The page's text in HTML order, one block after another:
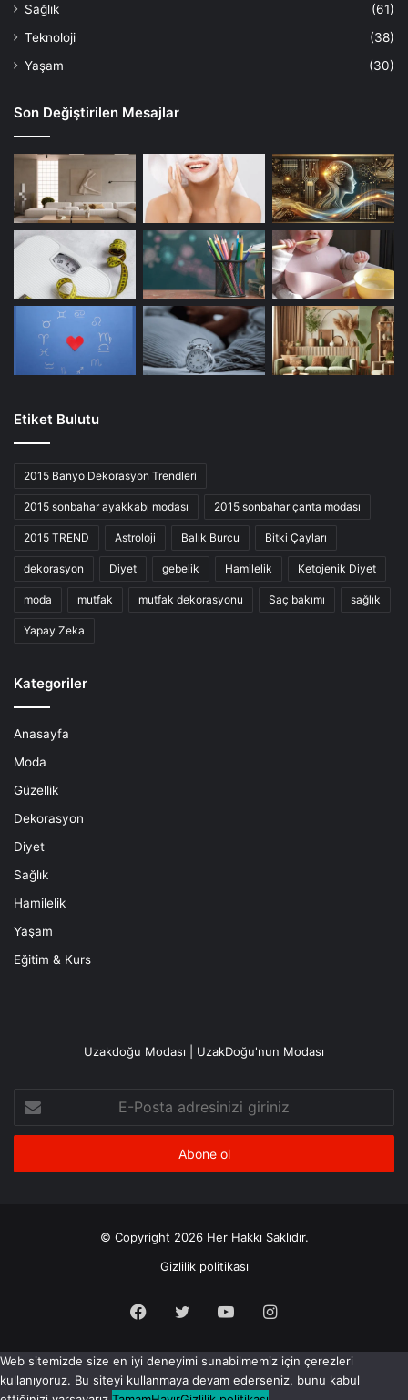
Sağlık
(61)
Teknoloji
(38)
Yaşam
(30)
Son Değiştirilen Mesajlar
Etiket Bulutu
2015 Banyo Dekorasyon Trendleri
2015 sonbahar ayakkabı modası 2015 sonbahar çanta modası
2015 TREND Astroloji Balık Burcu Bitki Çayları
dekorasyon Diyet gebelik Hamilelik Ketojenik Diyet
moda mutfak mutfak dekorasyonu Saç bakımı sağlık
Yapay Zeka
Kategoriler
Anasayfa
Moda
Güzellik
Dekorasyon
Diyet
Sağlık
Hamilelik
Yaşam
Eğitim & Kurs
Uzakdoğu Modası | UzakDoğu'nun Modası
Posta
adresinizi
© Copyright 2026 Her Hakkı Saklıdır.
Gizlilik politikası
Facebook
X YouTubeInstagram
Web sitemizde size en iyi deneyimi sunabilmemiz için çerezleri
kullanıyoruz. Bu siteyi kullanmaya devam ederseniz, bunu kabul